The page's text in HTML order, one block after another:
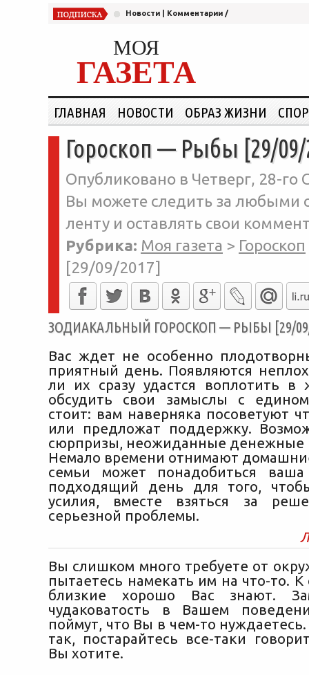
Новости Комментарии /
МОЯ
ГАЗЕТА
ГЛАВНАЯ НОВОСТИ ОБРАЗ ЖИЗНИ
Гороскоп — Рыбы [29/09/
Опубликовано в Четверг, 28-го
Вы можете следить за любыми
ленту и оставлять свои
Рубрика: Моя газета > Гороскоп
[29/09/2017]
ЗОДИАКАЛЬНЫЙ ГОРОСКОП — РЫБЫ [29/
Вас ждет не особенно
приятный день. Появляются
ли их сразу удастся воплотить в
обсудить свои замыслы с
стоит: вам наверняка посоветуют
или предложат поддержку.
сюрпризы, неожиданные денежные
Немало времени отнимают
семьи может понадобиться
подходящий день для того,
усилия, вместе взяться за
серьезной проблемы.
Вы слишком много требуете от
пытаетесь намекать им на что-то.
близкие хорошо Вас знают.
чудаковатость в Вашем
поймут, что Вы в чем-то
так, постарайтесь все-таки
Вы хотите.